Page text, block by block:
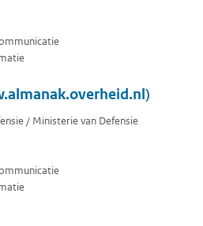
/ Ministerie van Defensie